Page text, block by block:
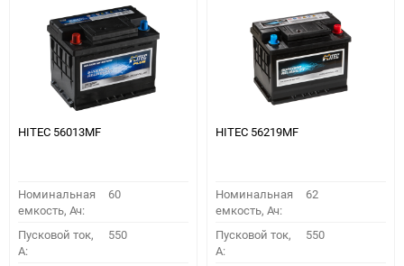
HITEC 56013MF
Номинальная
емкость, Ач:
60
Пусковой ток,
A:
550
HITEC 56219MF
Номинальная
емкость, Ач:
62
Пусковой ток,
A:
550